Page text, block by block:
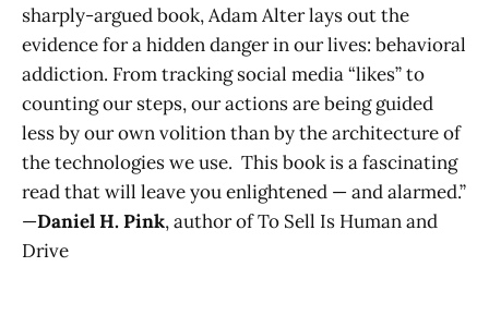
sharply-argued book, Adam Alter lays out the
evidence for a hidden danger in our lives: behavioral
addiction. From tracking social media “likes” to
counting our steps, our actions are being guided
less by our own volition than by the architecture of
the technologies we use. This book is a fascinating
read that will leave you enlightened — and alarmed.”
—Daniel H. Pink, author of To Sell Is Human and
Drive